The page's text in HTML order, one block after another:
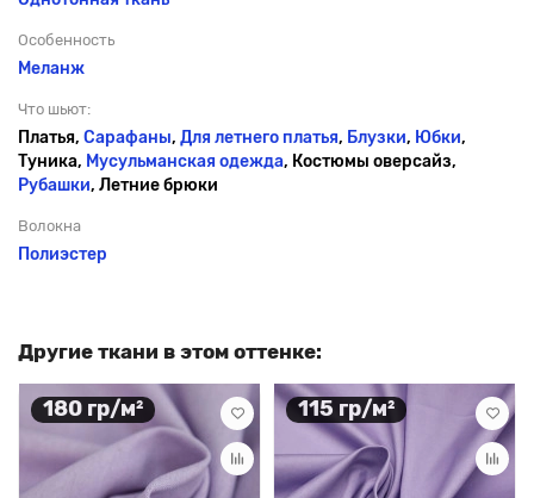
Особенность
Меланж
Что шьют:
Платья, Сарафаны, Для летнего платья, Блузки, Юбки,
Туника, Мусульманская одежда, Костюмы оверсайз,
Рубашки, Летние брюки
Волокна
Полиэстер
Другие ткани в этом оттенке:
180 гр/м² 115 гр/м²